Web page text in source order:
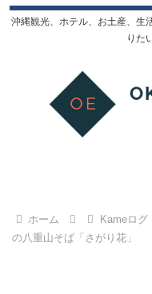
沖縄観光、ホテル、お土産、生
りた
ホーム Kameログ
の八重山そば「さがり花」